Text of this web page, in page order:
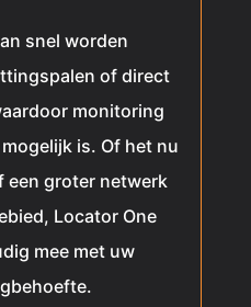
snel worden
of direct
monitoring
is. Of het nu
een groter netwerk
Locator One
mee met uw